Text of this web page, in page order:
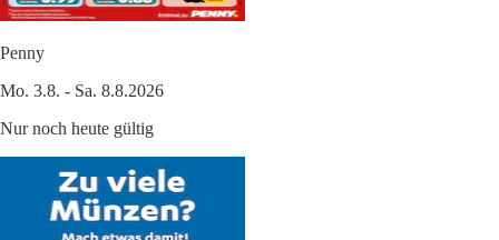
Penny
Mo. 3.8. - Sa. 8.8.2026
Nur noch heute gültig